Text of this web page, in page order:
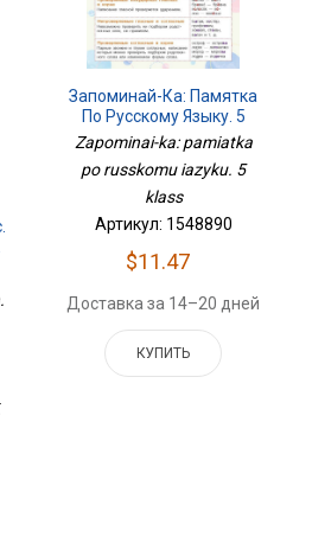
Запоминай-Ка: Памятка
По Русскому Языку. 5
Класс
Zapominai-ka: pamiatka
po russkomu iazyku. 5
klass
Артикул: 1548890
$11.47
Доставка за 14–20 дней
КУПИТЬ